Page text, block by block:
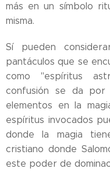
más en un símbolo
misma.
Sí pueden
pantáculos que se
como "espíritus
confusión se da por
elementos en la
espíritus invocados
donde la magia
cristiano donde
este poder de